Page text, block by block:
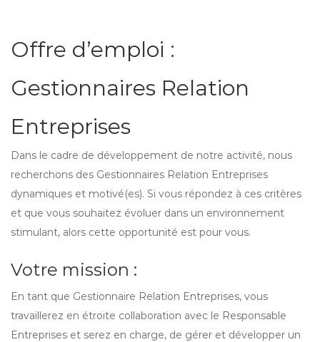
Offre d’emploi :
Gestionnaires Relation
Entreprises
Dans le cadre de développement de notre activité, nous
recherchons des Gestionnaires Relation Entreprises
dynamiques et motivé(es). Si vous répondez à ces critères
et que vous souhaitez évoluer dans un environnement
stimulant, alors cette opportunité est pour vous.
Votre mission :
En tant que Gestionnaire Relation Entreprises, vous
travaillerez en étroite collaboration avec le Responsable
Entreprises et serez en charge, de gérer et développer un